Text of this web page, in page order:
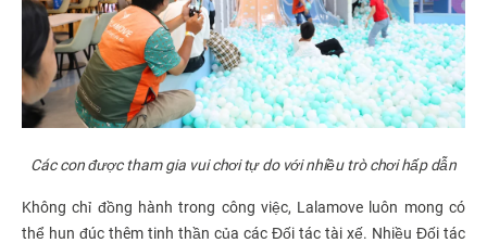
Các con được tham gia vui chơi tự do với nhiều trò chơi hấp dẫn
Không chỉ đồng hành trong công việc, Lalamove luôn mong có
thể hun đúc thêm tinh thần của các Đối tác tài xế. Nhiều Đối tác